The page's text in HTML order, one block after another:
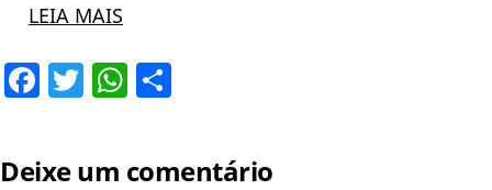
LEIA MAIS
Facebook
TwitterWhatsApp
Deixe um comentário